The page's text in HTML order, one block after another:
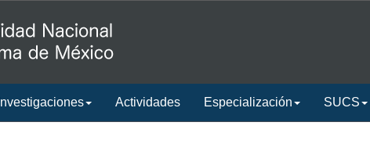
Investigaciones Actividades Especialización SUCS